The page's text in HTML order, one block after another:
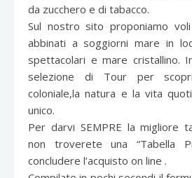
da zucchero e di tabacco.
Sul nostro sito proponiamo
abbinati a soggiorni mare in
spettacolari e mare cristallino.
selezione di Tour per
coloniale,la natura e la vita
unico.
Per darvi SEMPRE la migliore
non troverete una “Tabella
concludere l’acquisto on line .